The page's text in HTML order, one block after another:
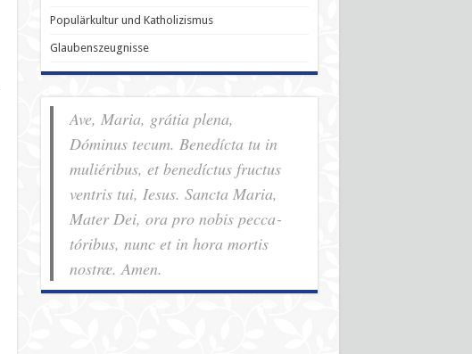
Populärkultur und Katholizismus
Glaubenszeugnisse
Ave, Maria, grátia plena,
Dóminus tecum. Benedícta tu in
muliéribus, et benedíctus fructus
ventris tui, Iesus. Sancta Maria,
Mater Dei, ora pro nobis pec­ca­
tóribus, nunc et in hora mortis
nostræ. Amen.